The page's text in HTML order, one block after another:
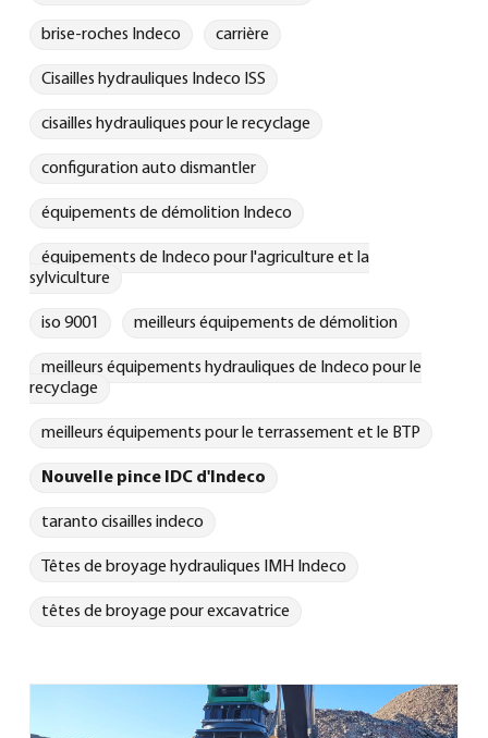
brise-roches Indeco carrière
Cisailles hydrauliques Indeco ISS
cisailles hydrauliques pour le recyclage
configuration auto dismantler
équipements de démolition Indeco
équipements de Indeco pour l'agriculture et la
sylviculture
iso 9001 meilleurs équipements de démolition
meilleurs équipements hydrauliques de Indeco pour le
recyclage
meilleurs équipements pour le terrassement et le BTP
Nouvelle pince IDC d'Indeco
taranto cisailles indeco
Têtes de broyage hydrauliques IMH Indeco
têtes de broyage pour excavatrice